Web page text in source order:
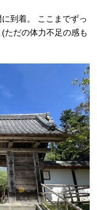
到着。 ここまでずっ
ただの体力不足の感も